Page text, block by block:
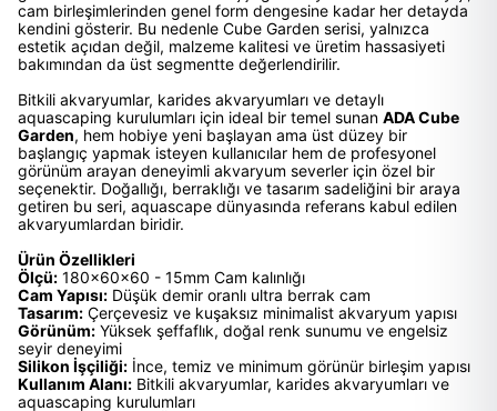
cam birleşimlerinden genel form dengesine kadar her detayda
kendini gösterir. Bu nedenle Cube Garden serisi, yalnızca
estetik açıdan değil, malzeme kalitesi ve üretim hassasiyeti
bakımından da üst segmentte değerlendirilir.
Bitkili akvaryumlar, karides akvaryumları ve detaylı
aquascaping kurulumları için ideal bir temel sunan ADA Cube
Garden, hem hobiye yeni başlayan ama üst düzey bir
başlangıç yapmak isteyen kullanıcılar hem de profesyonel
görünüm arayan deneyimli akvaryum severler için özel bir
seçenektir. Doğallığı, berraklığı ve tasarım sadeliğini bir araya
getiren bu seri, aquascape dünyasında referans kabul edilen
akvaryumlardan biridir.
Ürün Özellikleri
Ölçü: 180x60x60 - 15mm Cam kalınlığı
Cam Yapısı: Düşük demir oranlı ultra berrak cam
Tasarım: Çerçevesiz ve kuşaksız minimalist akvaryum yapısı
Görünüm: Yüksek şeffaflık, doğal renk sunumu ve engelsiz
seyir deneyimi
Silikon İşçiliği: İnce, temiz ve minimum görünür birleşim yapısı
Kullanım Alanı: Bitkili akvaryumlar, karides akvaryumları ve
aquascaping kurulumları